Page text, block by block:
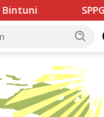
SPPG Indayana